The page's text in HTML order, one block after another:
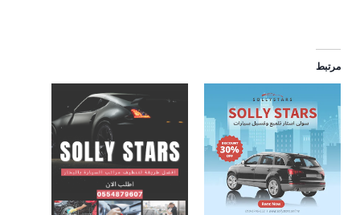
مرتبط